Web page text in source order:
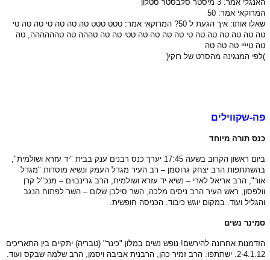
האנגלי אמר: 3 מיסטר סלבסטר סטלון
המרוקאי אמר: 50
שאלו אותו: איך הגעת ל 50? המרוקאי אמר: טטט טטט טה טה טה טי טה טה טי
טה טה טה טה טה טה טי טה טה טה טה טטי טה טה טההה טה טהההההה, טה
טה טיייי טה טה טה
)לפי המנגינה מהסרט של רוקי(
פה-שקווילים
כנס תורה מיוחד
ביום ראשון הקרוב בשעה 17:45 יערך כנס רבנים ענק בבית "יד עזרא ושולמית",
בהשתתפות הרב יצחק גרוסמן – רב העיר מגדל העמק ונשיא מוסדות "מגדל
אור", הרב אריאל לארי – נשיא יד עזרא ושולמית, הרב גרינבוים – מנכ"ל קרן
וולפסון, ראש העיר הרב ניסים מלכה, השר סילבן שלום – השר לפתוח הנגב
והגליל ועוד. במקום יוגש כיבוד. הכניסה חופשית.
סמינר נשים
הזדמנות אחרונה להירשם! נופש נשים במלון "כינר" (טבריה) יתקיים בין התאריכים
2-4.1.12. ישתתפו: הרב זמיר כהן, הרבנית אביבה ויסמן, הרב שלמה שבקס ועוד.